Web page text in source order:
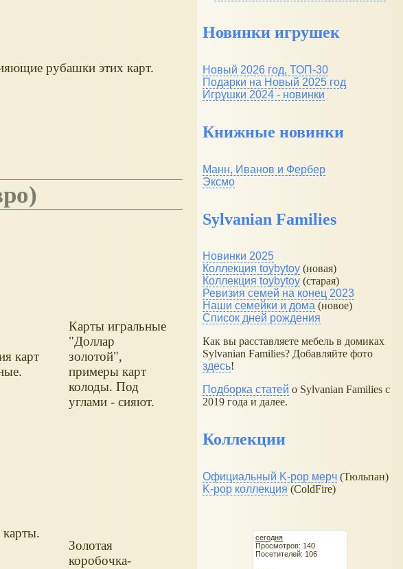
рубашки этих карт.
карт
Карты игральные
"Доллар
золотой",
примеры карт
колоды. Под
углами - сияют.
карты.
Золотая
коробочка-
Новинки игрушек
Новый 2026 год, ТОП-30
Подарки на Новый 2025 год
Игрушки 2024 - новинки
Книжные новинки
Манн, Иванов и Фербер
Эксмо
Sylvanian Families
Новинки 2025
Коллекция toybytoy (новая)
Коллекция toybytoy (старая)
Ревизия семей на конец 2023
Наши семейки и дома (новое)
Список дней рождения
Как вы расставляете мебель в домиках
Sylvanian Families? Добавляйте фото
здесь!
Подборка статей о Sylvanian Families с
2019 года и далее.
Коллекции
Официальный K-pop мерч (Тюльпан)
K-pop коллекция (ColdFire)
сегодня
Просмотров: 140
Посетителей: 106